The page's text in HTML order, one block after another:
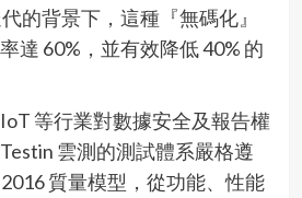
的背景下，這種『無碼化』
達 60%，並有效降低 40% 的
等行業對數據安全及報告權
雲測的測試體系嚴格遵
質量模型，從功能、性能